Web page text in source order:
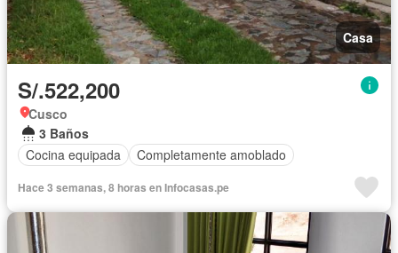
Casa
S/.522,200
Cusco
3 Baños
Cocina equipada
Completamente amoblado
Hace 3 semanas, 8 horas en Infocasas.pe